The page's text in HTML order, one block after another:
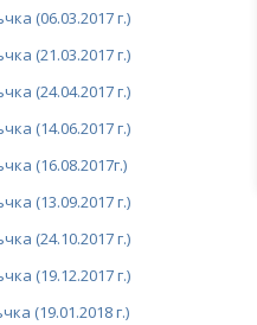
(06.03.2017 г.)
(21.03.2017 г.)
(24.04.2017 г.)
(14.06.2017 г.)
(16.08.2017г.)
(13.09.2017 г.)
(24.10.2017 г.)
(19.12.2017 г.)
(19.01.2018 г.)